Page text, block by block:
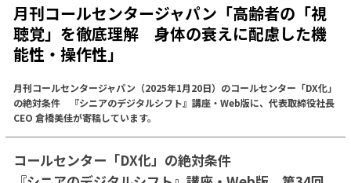
月刊コールセンタージャパン「高齢者の「視
聴覚」を徹底理解 身体の衰えに配慮した機
能性・操作性」
月刊コールセンタージャパン（2025年1月20日）のコールセンター「DX化」
の絶対条件 『シニアのデジタルシフト』講座・Web版に、代表取締役社長
CEO 倉橋美佳が寄稿しています。
コールセンター「DX化」の絶対条件